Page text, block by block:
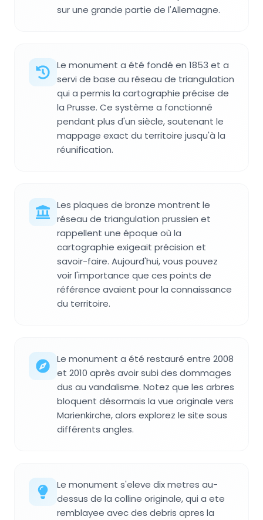
sur une grande partie de l'Allemagne.
Le monument a été fondé en 1853 et a
servi de base au réseau de triangulation
qui a permis la cartographie précise de
la Prusse. Ce système a fonctionné
pendant plus d'un siècle, soutenant le
mappage exact du territoire jusqu'à la
réunification.
Les plaques de bronze montrent le
réseau de triangulation prussien et
rappellent une époque où la
cartographie exigeait précision et
savoir-faire. Aujourd'hui, vous pouvez
voir l'importance que ces points de
référence avaient pour la connaissance
du territoire.
Le monument a été restauré entre 2008
et 2010 après avoir subi des dommages
dus au vandalisme. Notez que les arbres
bloquent désormais la vue originale vers
Marienkirche, alors explorez le site sous
différents angles.
Le monument s'eleve dix metres au-
dessus de la colline originale, qui a ete
remblayee avec des debris apres la